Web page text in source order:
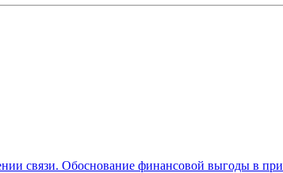
связи. Обоснование финансовой выгоды в